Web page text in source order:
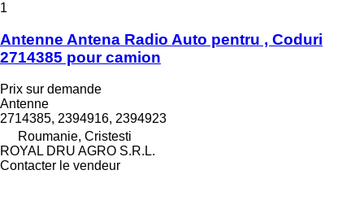
1
Antenne Antena Radio Auto pentru , Coduri
2714385 pour camion
Prix sur demande
Antenne
2714385, 2394916, 2394923
Roumanie, Cristesti
ROYAL DRU AGRO S.R.L.
Contacter le vendeur